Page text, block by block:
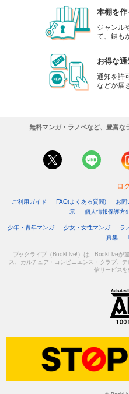
本棚を作
ジャンル
て、鍵も
お得な通
通知を許
などが届
無料マンガ・ラノベなど、豊富な
ロ
ご利用ガイド FAQ(よくある質問) お問
示
個人情報保護方
少年・青年マンガ
少女・女性マンガ ラ
真集
ブックライブ（BookLive!）は、BookLiveが
ス、カルチュア・コンビニエンス・クラブ、
信サービスを